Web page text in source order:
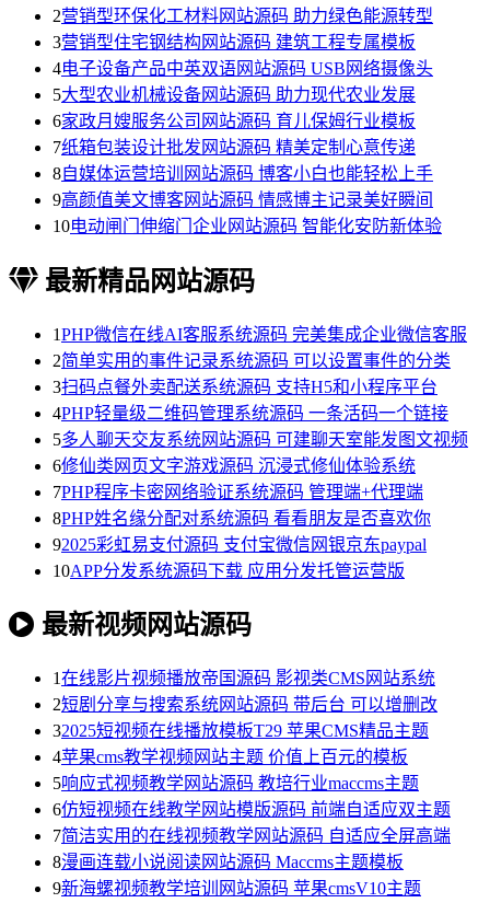
2营销型环保化工材料网站源码 助力绿色能源转型
3营销型住宅钢结构网站源码 建筑工程专属模板
4电子设备产品中英双语网站源码 USB网络摄像头
5大型农业机械设备网站源码 助力现代农业发展
6家政月嫂服务公司网站源码 育儿保姆行业模板
7纸箱包装设计批发网站源码 精美定制心意传递
8自媒体运营培训网站源码 博客小白也能轻松上手
9高颜值美文博客网站源码 情感博主记录美好瞬间
10电动闸门伸缩门企业网站源码 智能化安防新体验
最新精品网站源码
1PHP微信在线AI客服系统源码 完美集成企业微信客服
2简单实用的事件记录系统源码 可以设置事件的分类
3扫码点餐外卖配送系统源码 支持H5和小程序平台
4PHP轻量级二维码管理系统源码 一条活码一个链接
5多人聊天交友系统网站源码 可建聊天室能发图文视频
6修仙类网页文字游戏源码 沉浸式修仙体验系统
7PHP程序卡密网络验证系统源码 管理端+代理端
8PHP姓名缘分配对系统源码 看看朋友是否喜欢你
92025彩虹易支付源码 支付宝微信网银京东paypal
10APP分发系统源码下载 应用分发托管运营版
最新视频网站源码
1在线影片视频播放帝国源码 影视类CMS网站系统
2短剧分享与搜索系统网站源码 带后台 可以增删改
32025短视频在线播放模板T29 苹果CMS精品主题
4苹果cms教学视频网站主题 价值上百元的模板
5响应式视频教学网站源码 教培行业maccms主题
6仿短视频在线教学网站模版源码 前端自适应双主题
7简洁实用的在线视频教学网站源码 自适应全屏高端
8漫画连载小说阅读网站源码 Maccms主题模板
9新海螺视频教学培训网站源码 苹果cmsV10主题